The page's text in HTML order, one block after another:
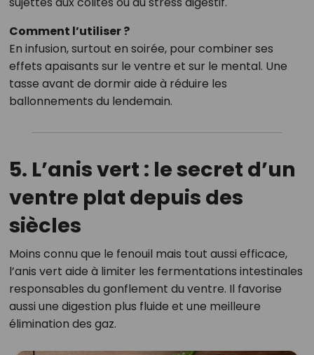
Comment l’utiliser ?
En infusion, surtout en soirée, pour combiner ses
effets apaisants sur le ventre et sur le mental. Une
tasse avant de dormir aide à réduire les
ballonnements du lendemain.
5. L’anis vert : le secret d’un
ventre plat depuis des
siècles
Moins connu que le fenouil mais tout aussi efficace,
l’anis vert aide à limiter les fermentations intestinales
responsables du gonflement du ventre. Il favorise
aussi une digestion plus fluide et une meilleure
élimination des gaz.